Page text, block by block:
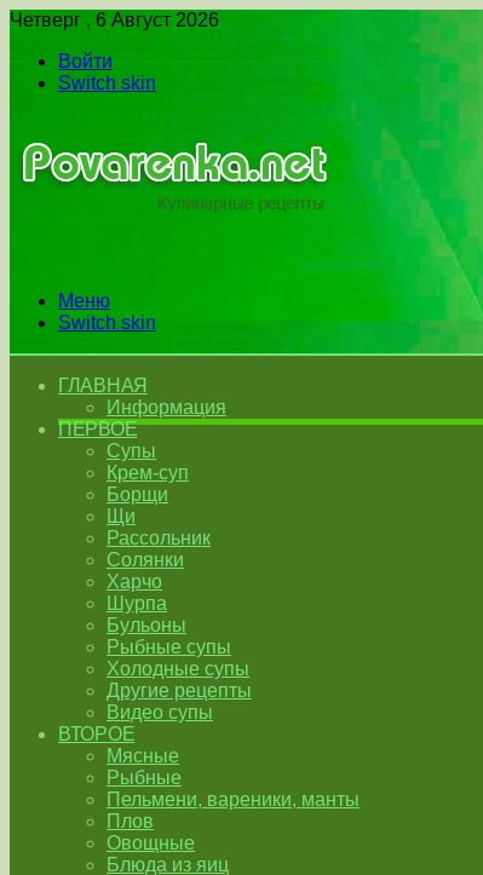
Четверг , 6 Август 2026
Войти
Switch skin
Меню
Switch skin
ГЛАВНАЯ
Информация
ПЕРВОЕ
Супы
Крем-суп
Борщи
Щи
Рассольник
Солянки
Харчо
Шурпа
Бульоны
Рыбные супы
Холодные супы
Другие рецепты
Видео супы
ВТОРОЕ
Мясные
Рыбные
Пельмени, вареники, манты
Плов
Овощные
Блюда из яиц